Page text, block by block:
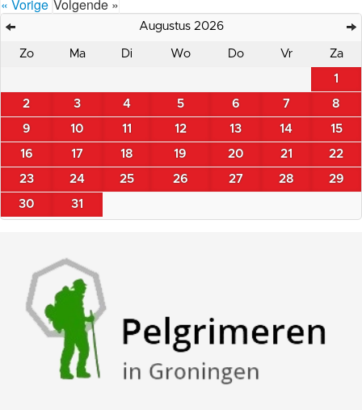
« Vorige Volgende »
Augustus 2026
Zo Ma Di Wo Do Vr Za
1
2 3 4 5 6 7 8
9 10 11 12 13 14 15
16 17 18 19 20 21 22
23 24 25 26 27 28 29
30 31